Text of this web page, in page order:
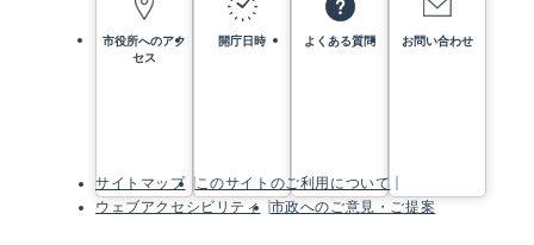
市役所へのアク
セス
開庁日時 よくある質問 お問い合わせ
サイトマップ
このサイトのご利用について
ウェブアクセシビリティ
市政へのご意見・ご提案